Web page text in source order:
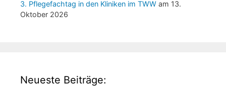
3. Pflegefachtag in den Kliniken im TWW am 13.
Oktober 2026
Neueste Beiträge: